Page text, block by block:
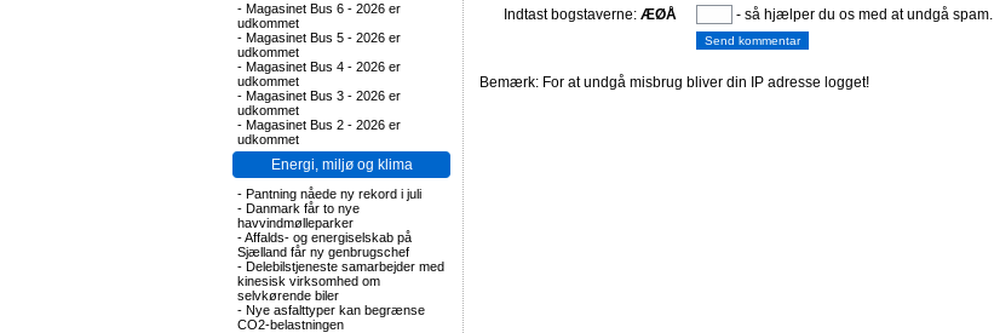
- Magasinet Bus 6 - 2026 er
udkommet
- Magasinet Bus 5 - 2026 er
udkommet
- Magasinet Bus 4 - 2026 er
udkommet
- Magasinet Bus 3 - 2026 er
udkommet
- Magasinet Bus 2 - 2026 er
udkommet
Energi, miljø og klima
- Pantning nåede ny rekord i juli
- Danmark får to nye
havvindmølleparker
-Affalds- og energiselskab på
Sjælland får ny genbrugschef
- Delebilstjeneste samarbejder med
kinesisk virksomhed om
selvkørende biler
- Nye asfalttyper kan begrænse
CO2-belastningen
Indtast bogstaverne: ÆØÅ - så hjælper du os med at undgå spam.
Bemærk: For at undgå misbrug bliver din IP adresse logget!